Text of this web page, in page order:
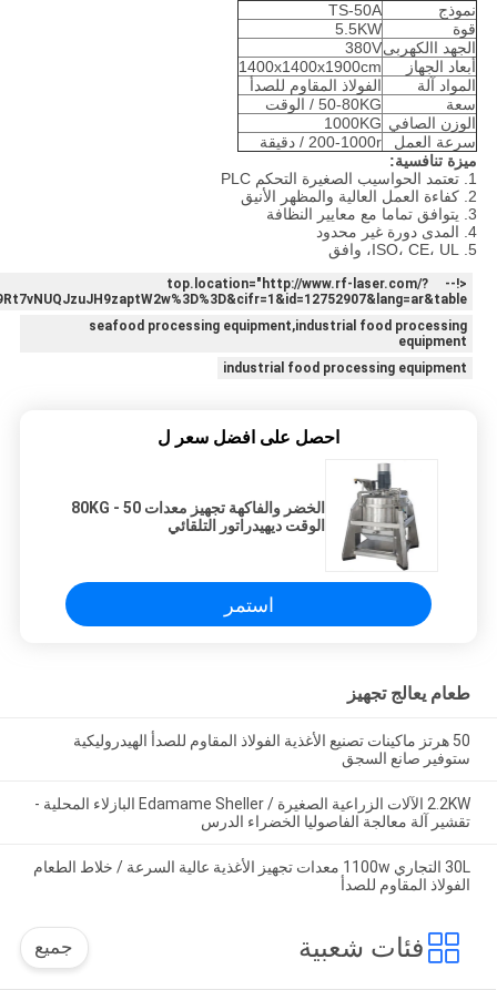
نموذج
TS-50A
قوة
5.5KW
الجهد االكهربى380V
أبعاد الجهاز
1400x1400x1900cm
المواد آلة
الفولاذ المقاوم للصدأ
سعة
50-80KG / الوقت
الوزن الصافي 1000KG
سرعة العمل
200-1000r / دقيقة
ميزة تنافسية:
1. تعتمد الحواسيب الصغيرة التحكم PLC
2. كفاءة العمل العالية والمظهر الأنيق
3. يتوافق تماما مع معايير النظافة
4. المدى دورة غير محدود
5. ISO، CE، UL، وافق
<!-- top.location="http://www.rf-laser.com/?
seafood processing equipment,industrial food processing
equipment
industrial food processing equipment
احصل على افضل سعر ل
الخضر والفاكهة تجهيز معدات 50 - 80KG
الوقت ديهيدراتور التلقائي
استمر
طعام يعالج تجهيز
50 هرتز ماكينات تصنيع الأغذية الفولاذ المقاوم للصدأ الهيدروليكية
ستوفير صانع السجق
2.2KW الآلات الزراعية الصغيرة / Edamame Sheller البازلاء المحلية -
تقشير آلة معالجة الفاصوليا الخضراء الدرس
30L التجاري 1100w معدات تجهيز الأغذية عالية السرعة / خلاط الطعام
الفولاذ المقاوم للصدأ
فئات شعبية جميع